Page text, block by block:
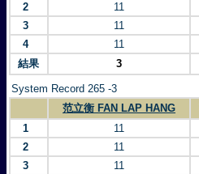
2
11
3
11
4
11
結果
3
System Record 265 -3
范立衡 FAN LAP HANG
1
11
2
11
3
11